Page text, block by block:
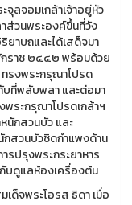
ลจอมเกล้าเจ้าอยู่หัว
ส่วนพระองค์ขึ้นที่วัง
าบถและได้เสด็จมา
ราช ๒๔๔๒ พร้อมด้วย
ทรงพระกรุณาโปรด
ทับที่พลับพลา และต่อมา
พระกรุณาโปรดเกล้าฯ
นักสวนบัว และ
กสวนบัวชิดกำแพงด้าน
รปรุงพระกระยาหาร
กับดูแลห้องเครื่องต้น
เด็จพระโอรส ธิดา เมื่อ